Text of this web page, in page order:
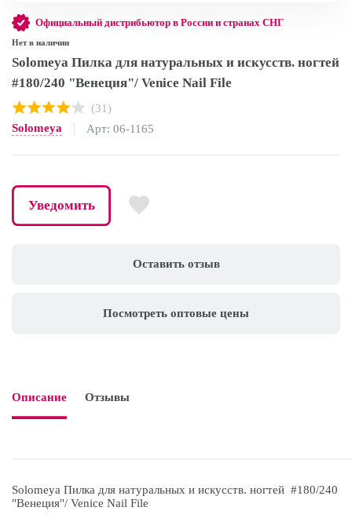
Оставить отзыв
Посмотреть оптовые цены
Официальный дистрибьютор в России и странах СНГ
Нет в наличии
Solomeya Пилка для натуральных и искусств. ногтей
#180/240 "Венеция"/ Venice Nail File
(31)
Solomeya
Арт: 06-1165
Уведомить
Описание Отзывы
Solomeya Пилка для натуральных и искусств. ногтей #180/240
"Венеция"/ Venice Nail File